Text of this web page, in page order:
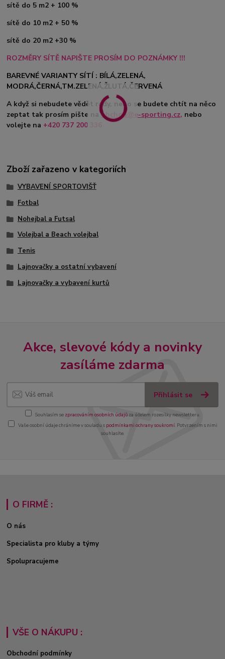
sítě do 5 m2 + 100 %
sítě do 10 m2 + 50 %
sítě do 20 m2 +30 %
ROZMĚRY SÍTĚ NAPIŠTE PROSÍM DO POZNÁMKY !!!
BAREVNÉ VARIANTY SÍTÍ : BÍLÁ,ZELENÁ,
MODRÁ,ČERNÁ,TM.ZELENÁ,ŽLUTÁ,ČERVENÁ
A když si nebudete vědět rady, nebo se budete chtít na něco
zeptat tak prosím pište naobchod@e-sporting.cz, nebo
volejte na +420 737 200 336
Zboží zařazeno v kategoriích
VYBAVENÍ SPORTOVIŠŤ
Fotbal
Nohejbal a Futsal
Volejbal a Beach volejbal
Tenis
Lajnovačky a ostatní vybavení
Lajnovačky a vybavení kurtů
Akce, slevové kódy a novinky
zasíláme zdarma
Přihlásit se
Souhlasím se zpracováním osobních údajůza účelem rozesílky newsletteru.
Vaše osobní údaje chráníme v souladu s podmínkami ochrany soukromí. Potvrzením s nimi
souhlasíte.
O FIRMĚ :
O nás
Specialista pro kluby a týmy
Spolupracujeme
VŠE O NÁKUPU :
Obchodní podmínky